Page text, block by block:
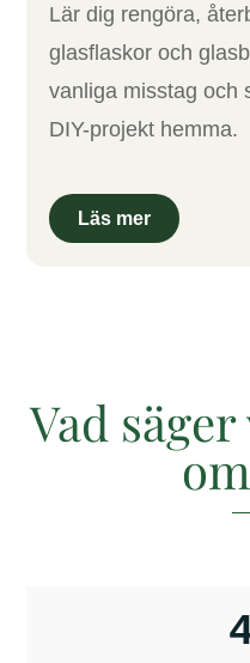
Lär dig rengöra,
glasflaskor och
vanliga misstag och
DIY-projekt hemma.
Vad